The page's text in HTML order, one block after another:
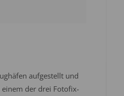
aufgestellt und
einem der drei Fotofix-